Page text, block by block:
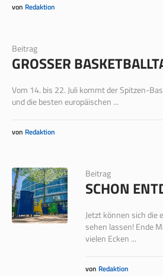
von Redaktion
Beitrag
GROSSER
Vom 14. bis 22. Juli kommt der Spitzen-
und die besten europäischen ...
von Redaktion
Beitrag
SCHON
Jetzt können sich die
sehen lassen! Ende
vielen Ecken ...
von Redaktion